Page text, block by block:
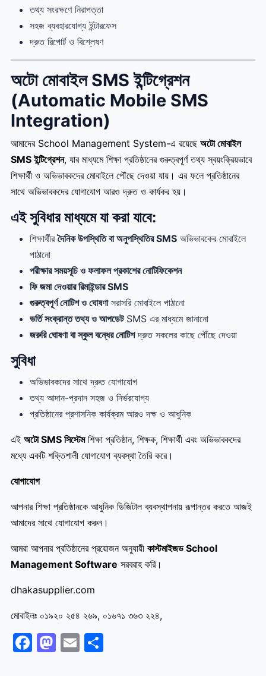
তথ্য সংরক্ষণে নিরাপত্তা
সহজ ব্যবহারযোগ্য ইন্টারফেস
দ্রুত রিপোর্ট ও বিশ্লেষণ
অটো মোবাইল SMS ইন্টিগ্রেশন
(Automatic Mobile SMS
Integration)
আমাদের School Management System-এ রয়েছে অটোমোবাইল
SMSইন্টিগ্রেশন, যার মাধ্যমে শিক্ষা প্রতিষ্ঠানের গুরুত্বপূর্ণ তথ্য স্বয়ংক্রিয়ভাবে
শিক্ষার্থী ও অভিভাবকদের মোবাইলে পৌঁছে দেওয়া যায়। এর ফলে প্রতিষ্ঠানের
সাথে অভিভাবকদের যোগাযোগ আরও দ্রুত ও কার্যকর হয়।
এই সুবিধার মাধ্যমে যা করা যাবে:
শিক্ষার্থীরদৈনিকউপস্থিতিবাঅনুপস্থিতির SMSঅভিভাবকের মোবাইলে
পাঠানো
পরীক্ষারসময়সূচিও ফলাফলপ্রকাশেরনোটিফিকেশন
ফিজমাদেওয়াররিমাইন্ডার SMS
গুরুত্বপূর্ণনোটিশও ঘোষণাসরাসরি মোবাইলে পাঠানো
ভর্তিসংক্রান্ততথ্যও আপডেটSMS এর মাধ্যমে জানানো
জরুরিঘোষণাবাস্কুলবন্ধেরনোটিশদ্রুত সকলের কাছে পৌঁছে দেওয়া
সুবিধা
অভিভাবকদের সাথে দ্রুত যোগাযোগ
তথ্য আদান-প্রদান সহজ ও নির্ভরযোগ্য
প্রতিষ্ঠানের প্রশাসনিক কার্যক্রম আরও দক্ষ ও আধুনিক
এই অটো SMS সিস্টেমশিক্ষা প্রতিষ্ঠান, শিক্ষক, শিক্ষার্থী এবং অভিভাবকদের
মধ্যে একটি শক্তিশালী যোগাযোগ ব্যবস্থা তৈরি করে।
যোগাযোগ
আপনার শিক্ষা প্রতিষ্ঠানকে আধুনিক ডিজিটাল ব্যবস্থাপনায় রূপান্তর করতে আজই
আমাদের সাথে যোগাযোগ করুন।
আমরা আপনার প্রতিষ্ঠানের প্রয়োজন অনুযায়ী কাস্টমাইজড School
Management Software সরবরাহ করি।
dhakasupplier.com
মোবাইলঃ ০১৯২০ ২৫৪ ২৬৯, ০১৬৭১ ৩৬৩ ২২৪,
Facebook
Mastodon
EmailShare